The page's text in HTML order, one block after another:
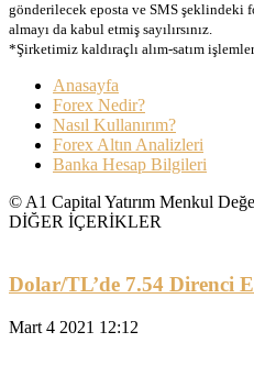
gönderilecek eposta ve SMS şeklindeki
almayı da kabul etmiş sayılırsınız.
*Şirketimiz kaldıraçlı alım-satım
Anasayfa
Forex Nedir?
Nasıl Kullanırım?
Forex Altın Analizleri
Banka Hesap Bilgileri
© A1 Capital Yatırım Menkul
DİĞER İÇERİKLER
Dolar/TL’de 7.54 Direnci
Mart 4 2021 12:12